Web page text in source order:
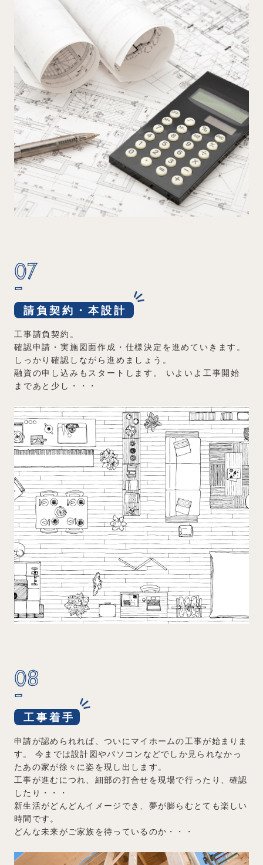
07
請負契約・本設計
工事請負契約。
確認申請・実施図面作成・仕様決定を進めていきます。
しっかり確認しながら進めましょう。
融資の申し込みもスタートします。
いよいよ工事開始
まであと少し・・・
08
工事着手
申請が認められれば、ついにマイホームの工事が始まりま
す。
今までは設計図やパソコンなどでしか見られなかっ
たあの家が徐々に姿を現し出します。
工事が進むにつれ、細部の打合せを現場で行ったり、確認
したり・・・
新生活がどんどんイメージでき、夢が膨らむとても楽しい
時間です。
どんな未来がご家族を待っているのか・・・